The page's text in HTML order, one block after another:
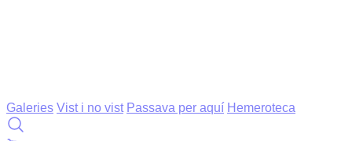
Galeries Vist i no vist Passava per aquí Hemeroteca